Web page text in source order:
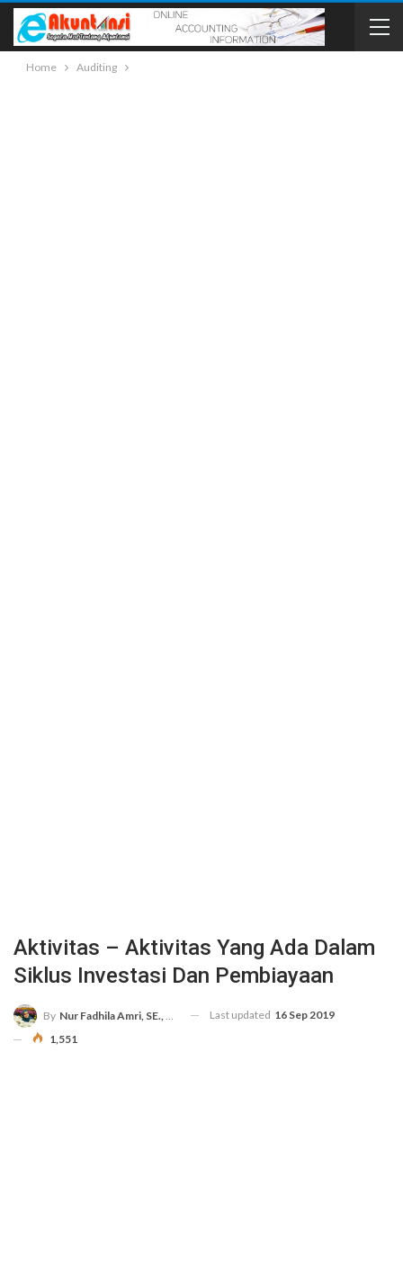
Home Auditing
Aktivitas – Aktivitas Yang Ada Dalam
Siklus Investasi Dan Pembiayaan
By Nur Fadhila Amri, SE., Ak., M.Si Last updated 16 Sep 2019
1,551